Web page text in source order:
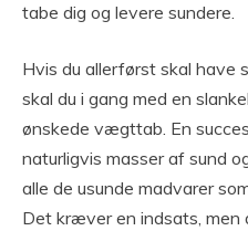
tabe dig og levere sundere.
Hvis du allerførst skal have
skal du i gang med en
ønskede vægttab. En
naturligvis masser af sund
alle de usunde madvarer
Det kræver en indsats, men